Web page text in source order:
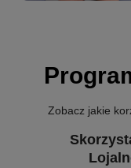
Zobacz jakie